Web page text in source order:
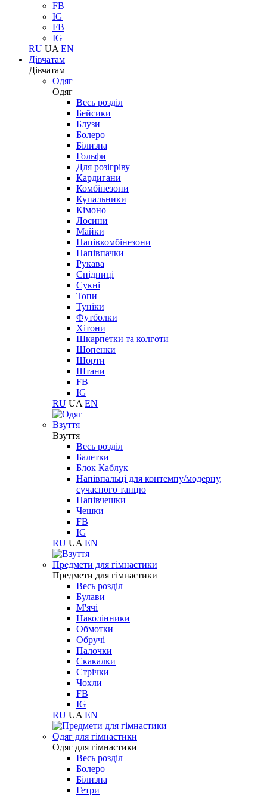
FB
IG
FB
IG
RU UA EN
Дівчатам
Дівчатам
Одяг
Одяг
Весь розділ
Бейсики
Блузи
Болеро
Білизна
Гольфи
Для розігріву
Кардигани
Комбінезони
Купальники
Кімоно
Лосини
Майки
Напівкомбінезони
Напівпачки
Рукава
Спідниці
Сукні
Топи
Туніки
Футболки
Хітони
Шкарпетки та колготи
Шопенки
Шорти
Штани
FB
IG
RU UA EN
Взуття
Взуття
Весь розділ
Балетки
Блок Каблук
Напівпальці для контемпу/модерну,
сучасного танцю
Напівчешки
Чешки
FB
IG
RU UA EN
Предмети для гімнастики
Предмети для гімнастики
Весь розділ
Булави
М'ячі
Наколінники
Обмотки
Обручі
Палочки
Скакалки
Стрічки
Чохли
FB
IG
RU UA EN
Одяг для гімнастики
Одяг для гімнастики
Весь розділ
Болеро
Білизна
Гетри